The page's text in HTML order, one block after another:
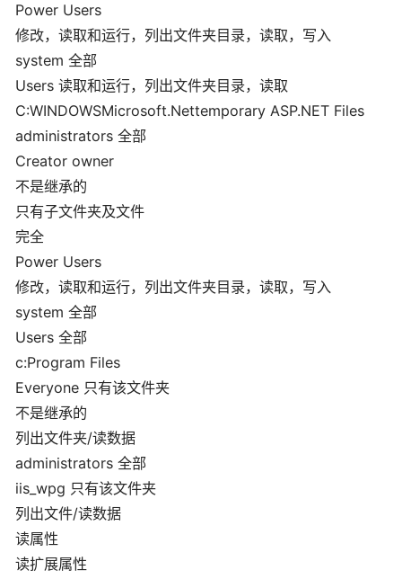
Power Users
修改，读取和运行，列出文件夹目录，读取，写入
system 全部
Users 读取和运行，列出文件夹目录，读取
C:WINDOWSMicrosoft.Nettemporary ASP.NET Files
administrators 全部
Creator owner
不是继承的
只有子文件夹及文件
完全
Power Users
修改，读取和运行，列出文件夹目录，读取，写入
system 全部
Users 全部
c:Program Files
Everyone 只有该文件夹
不是继承的
列出文件夹/读数据
administrators 全部
iis_wpg 只有该文件夹
列出文件/读数据
读属性
读扩展属性